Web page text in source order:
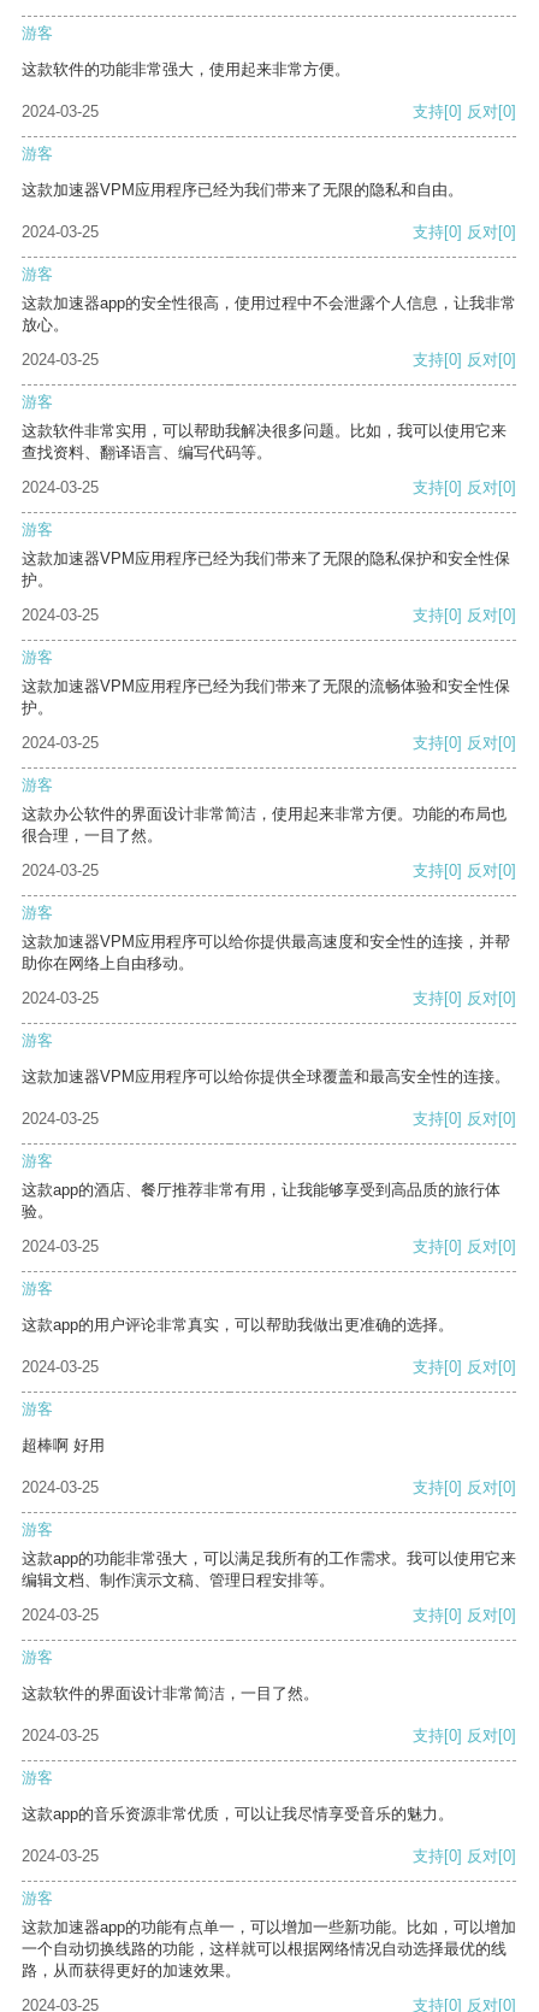
游客
这款软件的功能非常强大，使用起来非常方便。
2024-03-25 支持[0] 反对[0]
游客
这款加速器VPM应用程序已经为我们带来了无限的隐私和自由。
2024-03-25 支持[0] 反对[0]
游客
这款加速器app的安全性很高，使用过程中不会泄露个人信息，让我非常
放心。
2024-03-25
支持[0] 反对[0]
游客
这款软件非常实用，可以帮助我解决很多问题。比如，我可以使用它来
查找资料、翻译语言、编写代码等。
2024-03-25
支持[0] 反对[0]
游客
这款加速器VPM应用程序已经为我们带来了无限的隐私保护和安全性保
护。
2024-03-25
支持[0] 反对[0]
游客
这款加速器VPM应用程序已经为我们带来了无限的流畅体验和安全性保
护。
2024-03-25
支持[0] 反对[0]
游客
这款办公软件的界面设计非常简洁，使用起来非常方便。功能的布局也
很合理，一目了然。
2024-03-25
支持[0] 反对[0]
游客
这款加速器VPM应用程序可以给你提供最高速度和安全性的连接，并帮
助你在网络上自由移动。
2024-03-25
支持[0] 反对[0]
游客
这款加速器VPM应用程序可以给你提供全球覆盖和最高安全性的连接。
2024-03-25 支持[0] 反对[0]
游客
这款app的酒店、餐厅推荐非常有用，让我能够享受到高品质的旅行体
验。
2024-03-25
支持[0] 反对[0]
游客
这款app的用户评论非常真实，可以帮助我做出更准确的选择。
2024-03-25 支持[0] 反对[0]
游客
超棒啊 好用
2024-03-25 支持[0] 反对[0]
游客
这款app的功能非常强大，可以满足我所有的工作需求。我可以使用它来
编辑文档、制作演示文稿、管理日程安排等。
2024-03-25
支持[0] 反对[0]
游客
这款软件的界面设计非常简洁，一目了然。
2024-03-25 支持[0] 反对[0]
游客
这款app的音乐资源非常优质，可以让我尽情享受音乐的魅力。
2024-03-25 支持[0] 反对[0]
游客
这款加速器app的功能有点单一，可以增加一些新功能。比如，可以增加
一个自动切换线路的功能，这样就可以根据网络情况自动选择最优的线
路，从而获得更好的加速效果。
2024-03-25
支持[0] 反对[0]